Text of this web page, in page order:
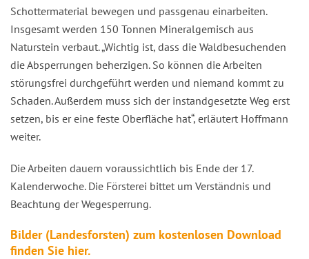
Schottermaterial bewegen und passgenau einarbeiten.
Insgesamt werden 150 Tonnen Mineralgemisch aus
Naturstein verbaut. „Wichtig ist, dass die Waldbesuchenden
die Absperrungen beherzigen. So können die Arbeiten
störungsfrei durchgeführt werden und niemand kommt zu
Schaden. Außerdem muss sich der instandgesetzte Weg erst
setzen, bis er eine feste Oberfläche hat“, erläutert Hoffmann
weiter.
Die Arbeiten dauern voraussichtlich bis Ende der 17.
Kalenderwoche. Die Försterei bittet um Verständnis und
Beachtung der Wegesperrung.
Bilder (Landesforsten) zum kostenlosen Download
finden Sie hier.